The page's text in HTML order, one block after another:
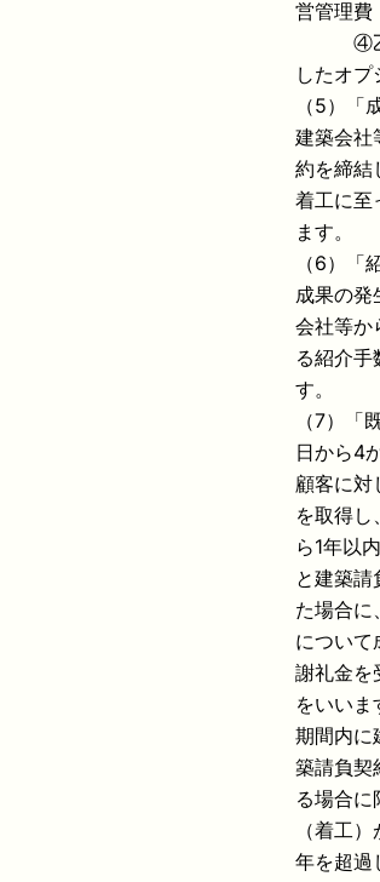
営管理費
④乙
したオプ
（5）「
建築会社
約を締結
着工に至
ます。
（6）「
成果の発
会社等か
る紹介手
す。
（7）「
日から4
顧客に対
を取得し
ら1年以
と建築請
た場合に
について
謝礼金を
をいいま
期間内に
築請負契
る場合に
（着工
年を超過